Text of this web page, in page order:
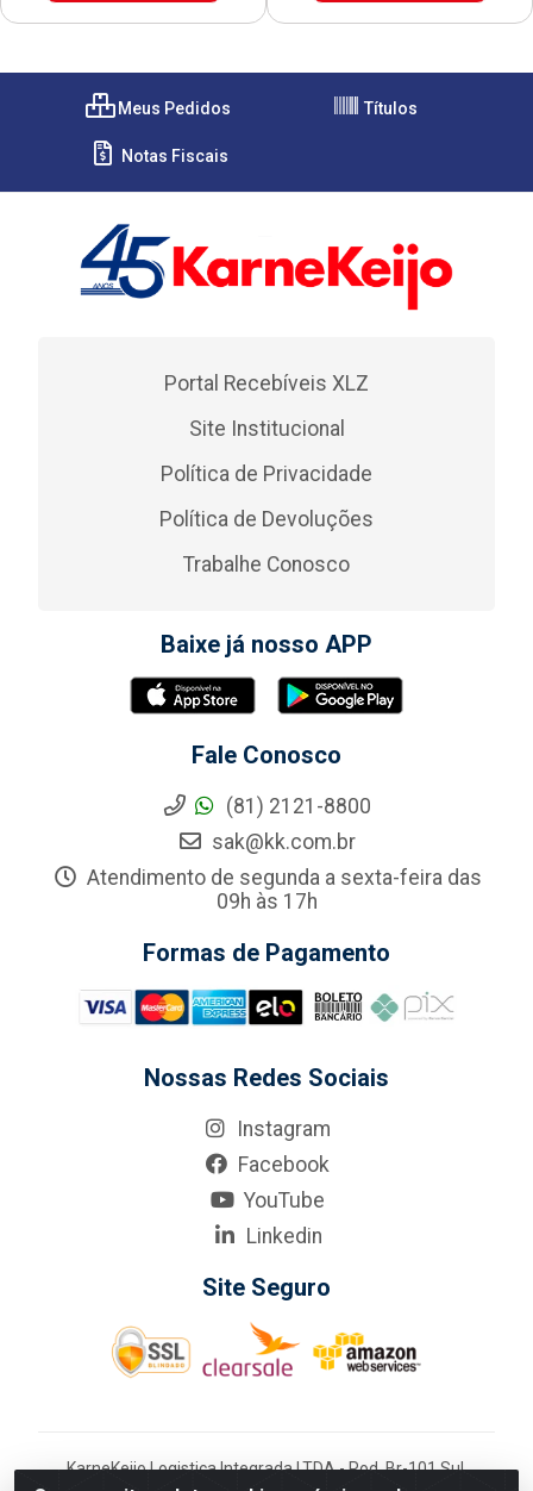
Meus Pedidos Títulos
Notas Fiscais
Portal Recebíveis XLZ
Site Institucional
Política de Privacidade
Política de Devoluções
Trabalhe Conosco
Baixe já nosso APP
Fale Conosco
(81) 2121-8800
sak@kk.com.br
Atendimento de segunda a sexta-feira das
09h às 17h
Formas de Pagamento
Nossas Redes Sociais
Instagram
Facebook
YouTube
Linkedin
Site Seguro
KarneKeijo Logistica Integrada LTDA - Rod. Br-101 Sul,